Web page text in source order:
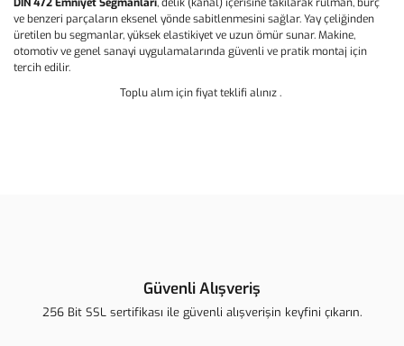
ve benzeri parçaların eksenel yönde sabitlenmesini sağlar. Yay çeliğinden
üretilen bu segmanlar, yüksek elastikiyet ve uzun ömür sunar. Makine,
otomotiv ve genel sanayi uygulamalarında güvenli ve pratik montaj için
tercih edilir.
Toplu alım için fiyat teklifi alınız .
Ürün açıklamasında eksik bilgiler bulunuyor.
Güvenli Alışveriş
256 Bit SSL sertifikası ile güvenli alışverişin keyfini çıkarın.